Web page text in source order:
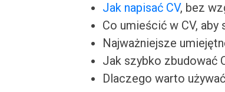
Jak napisać CV, bez
Co umieścić w CV, aby
Najważniejsze
Jak szybko zbudować
Dlaczego warto używać